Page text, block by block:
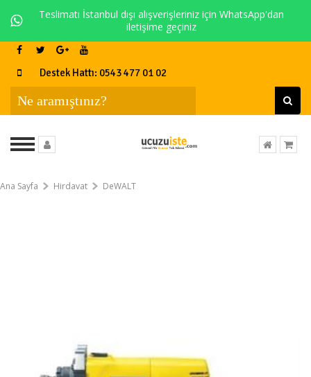
Teslimatı İstanbul dışı alışverişleriniz için WhatsApp'dan
iletişime geçiniz
Destek Hattı: 0543 477 01 02
Ana Sayfa Hirdavat DeWALT